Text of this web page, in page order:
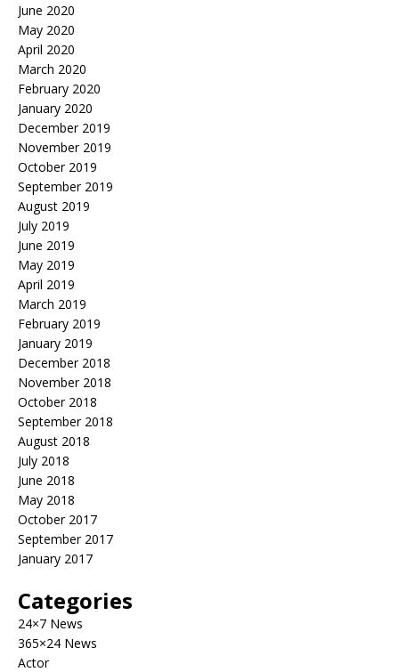
June 2020
May 2020
April 2020
March 2020
February 2020
January 2020
December 2019
November 2019
October 2019
September 2019
August 2019
July 2019
June 2019
May 2019
April 2019
March 2019
February 2019
January 2019
December 2018
November 2018
October 2018
September 2018
August 2018
July 2018
June 2018
May 2018
October 2017
September 2017
January 2017
Categories
24×7 News
365×24 News
Actor